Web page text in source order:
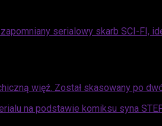
więź. Został skasowany po